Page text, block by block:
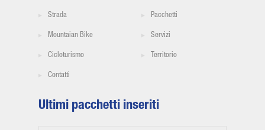
Strada Pacchetti
Mountaian Bike Servizi
Cicloturismo Territorio
Contatti
Ultimi pacchetti inseriti